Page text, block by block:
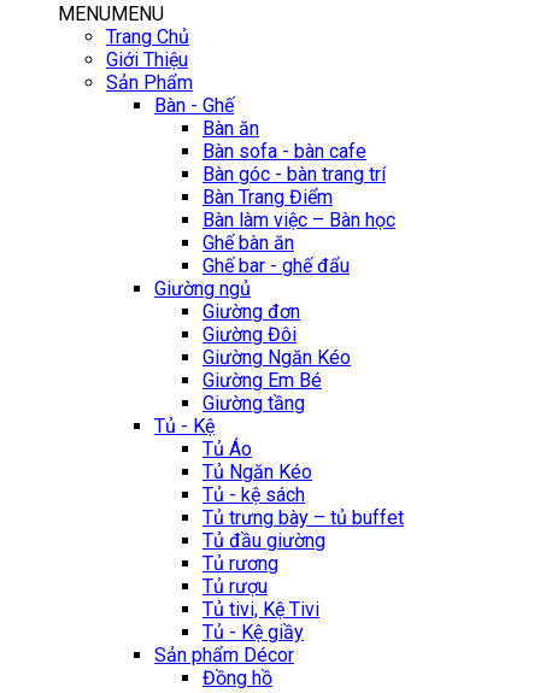
MENUMENU
Trang Chủ
Giới Thiệu
Sản Phẩm
Bàn - Ghế
Bàn ăn
Bàn sofa - bàn cafe
Bàn góc - bàn trang trí
Bàn Trang Điểm
Bàn làm việc – Bàn học
Ghế bàn ăn
Ghế bar - ghế đẩu
Giường ngủ
Giường đơn
Giường Đôi
Giường Ngăn Kéo
Giường Em Bé
Giường tầng
Tủ - Kệ
Tủ Áo
Tủ Ngăn Kéo
Tủ - kệ sách
Tủ trưng bày – tủ buffet
Tủ đầu giường
Tủ rương
Tủ rượu
Tủ tivi, Kệ Tivi
Tủ - Kệ giầy
Sản phẩm Décor
Đồng hồ